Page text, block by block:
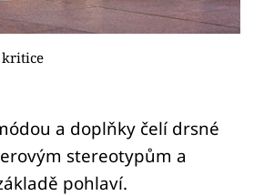
a doplňky čelí drsné
stereotypům a
pohlaví.